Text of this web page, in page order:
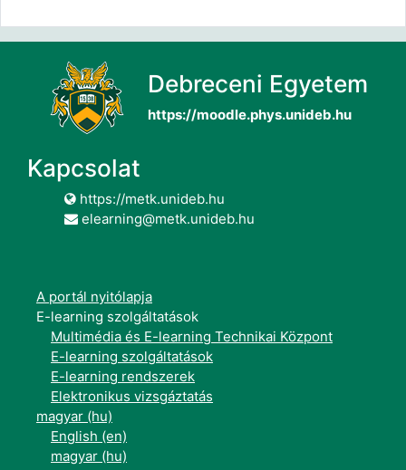
Debreceni Egyetem
https://moodle.phys.unideb.hu
Kapcsolat
https://metk.unideb.hu
elearning@metk.unideb.hu
A portál nyitólapja
E-learning szolgáltatások
Multimédia és E-learning Technikai Központ
E-learning szolgáltatások
E-learning rendszerek
Elektronikus vizsgáztatás
magyar ‎(hu)‎
English ‎(en)‎
magyar ‎(hu)‎